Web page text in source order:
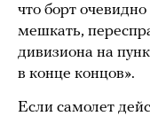
что борт
мешкать,
дивизиона на
в конце концов».
Если самолет